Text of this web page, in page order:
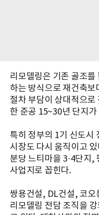
리모델링은 기존 골조를
하는 방식으로 재건축보
절차 부담이 상대적으로
한 준공 15~30년 단지
특히 정부의 1기 신도시
시장도 다시 움직이고
분당 느티마을 3·4단지,
사업지로 꼽힌다.
쌍용건설, DL건설, 코오
리모델링 전담 조직을